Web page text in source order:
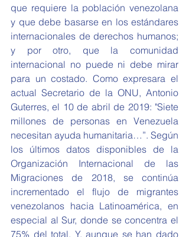
que requiere la población venezolana
y que debe basarse en los estándares
internacionales de derechos humanos;
y por otro, que la comunidad
internacional no puede ni debe mirar
para un costado. Como expresara el
actual Secretario de la ONU, Antonio
Guterres, el 10 de abril de 2019: "Siete
millones de personas en Venezuela
necesitan ayuda humanitaria…”. Según
los últimos datos disponibles de la
Organización Internacional de las
Migraciones de 2018, se continúa
incrementado el flujo de migrantes
venezolanos hacia Latinoamérica, en
especial al Sur, donde se concentra el
75% del total. Y, aunque se han dado